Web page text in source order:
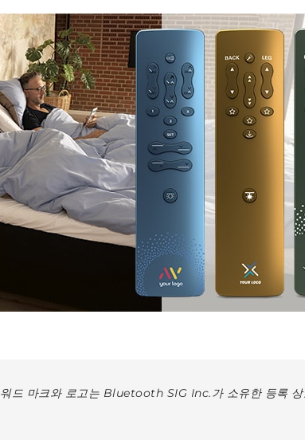
워드 마크와 로고는 Bluetooth SIG Inc.가 소유한 등록